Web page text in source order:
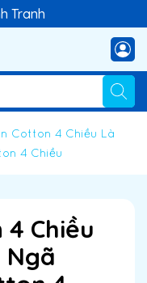
Tranh
Cotton 4 Chiều Là
4 Chiều
Chiều
Ngã